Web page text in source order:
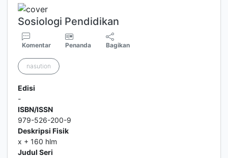
Sosiologi Pendidikan
Komentar Penanda Bagikan
nasution
Edisi
-
ISBN/ISSN
979-526-200-9
Deskripsi Fisik
x + 160 hlm
Judul Seri